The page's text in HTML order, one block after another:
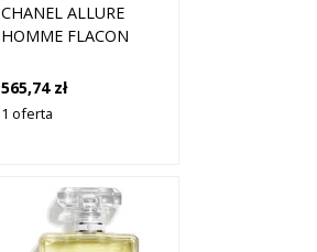
CHANEL ALLURE
HOMME FLACON
565,74 zł
1 oferta